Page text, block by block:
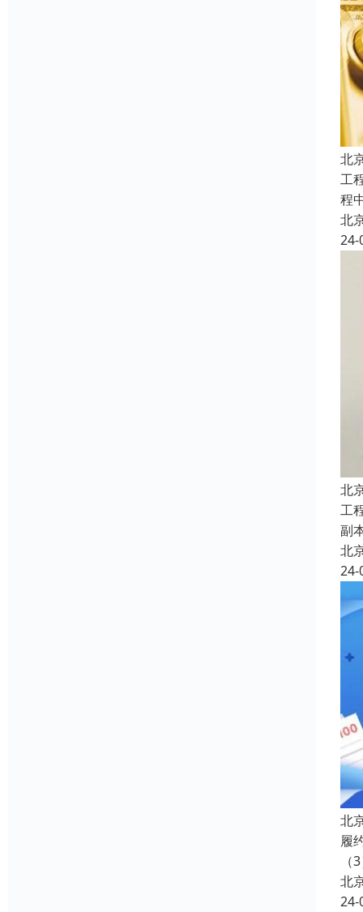
北
工
程
北
24-
北
工
副
北
24-
北
履
北
24-